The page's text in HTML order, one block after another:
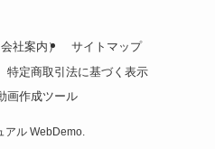
社案内）
サイトマップ
特定商取引法に基づく表示
画作成ツール
アル WebDemo.